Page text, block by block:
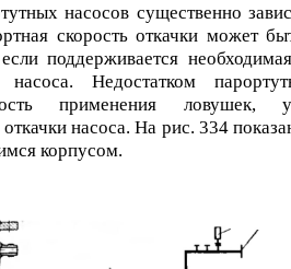
насосов существенно
скорость откачки может
поддерживается
Недостатком
применения ловушек,
насоса. На рис. 334
корпусом.